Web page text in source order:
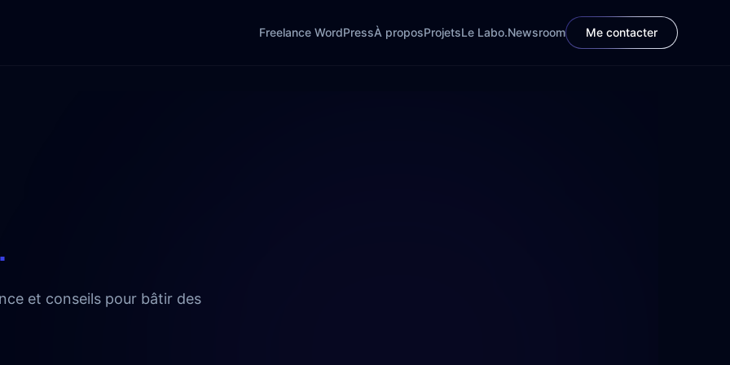
Freelance WordPressÀ proposProjetsLe Labo.Newsroom Me contacter
et conseils pour bâtir des